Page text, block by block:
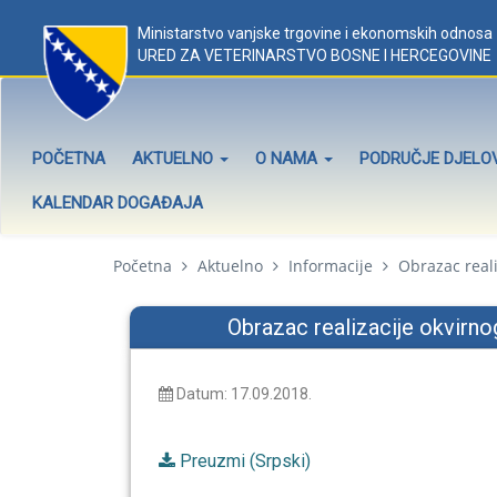
Ministarstvo vanjske trgovine i ekonomskih odnosa
URED ZA VETERINARSTVO BOSNE I HERCEGOVINE
POČETNA AKTUELNO O NAMA PODRUČJE
KALENDAR DOGAĐAJA
Početna Aktuelno Informacije Obrazac
Obrazac realizacije
Datum: 17.09.2018.
Preuzmi (Srpski)